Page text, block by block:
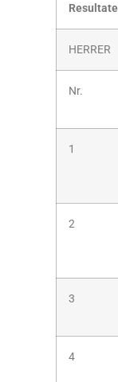
HERRER
Nr.
1
2
3
4